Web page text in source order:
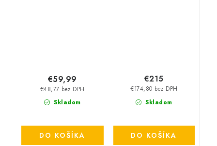
Skladom
€48,77 bez DPH
€59,99
DO KOŠÍKA
Skladom
€174,80 bez DPH
€215
DO KOŠÍKA